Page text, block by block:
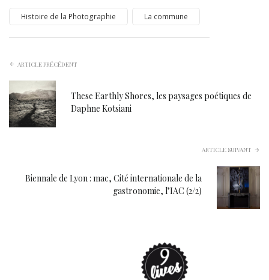
Histoire de la Photographie La commune
ARTICLE PRÉCÉDENT
These Earthly Shores, les paysages poétiques de
Daphne Kotsiani
ARTICLE SUIVANT
Biennale de Lyon : mac, Cité internationale de la
gastronomie, l’IAC (2/2)